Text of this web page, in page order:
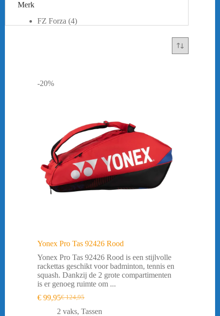
-20%
Yonex Pro Tas 92426 Rood
Yonex Pro Tas 92426 Rood is een stijlvolle
rackettas geschikt voor badminton, tennis en
squash. Dankzij de 2 grote compartimenten
is er genoeg ruimte om ...
€124,95
Oorspronkelijke
prijs
€ 99,95Huidige
prijs
2 vaks, Tassen
Rood (3)
Merk
FZ Forza (4)